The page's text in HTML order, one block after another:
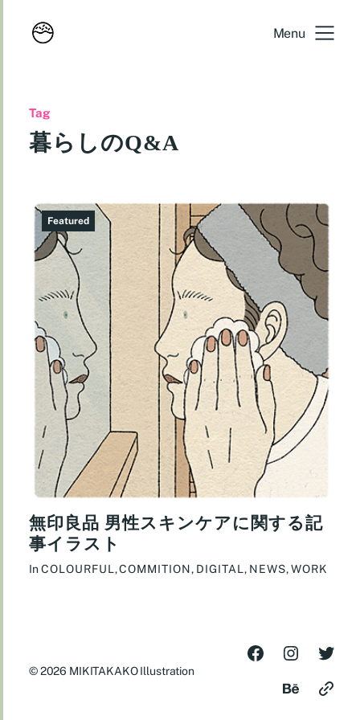
Menu
Tag
暮らしのQ&A
Featured
無印良品 男性スキンケアに関する記
事イラスト
InCOLOURFUL,COMMITION, DIGITAL, NEWS,WORK
© 2026 MIKITAKAKO Illustration